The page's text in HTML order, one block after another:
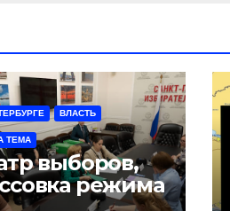
ВЛАСТЬ
ТЕМА
выборов,
режима